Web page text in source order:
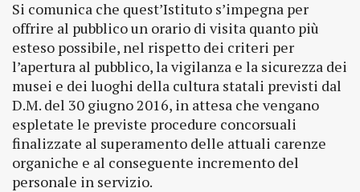
Si comunica che quest’Istituto s’impegna per
offrire al pubblico un orario di visita quanto più
esteso possibile, nel rispetto dei criteri per
l’apertura al pubblico, la vigilanza e la sicurezza dei
musei e dei luoghi della cultura statali previsti dal
D.M. del 30 giugno 2016, in attesa che vengano
espletate le previste procedure concorsuali
finalizzate al superamento delle attuali carenze
organiche e al conseguente incremento del
personale in servizio.